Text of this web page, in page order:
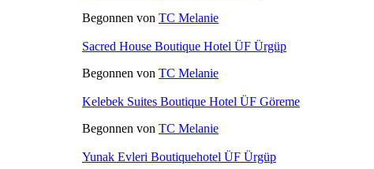
Begonnen von TC Melanie
Sacred House Boutique Hotel ÜF Ürgüp
Begonnen von TC Melanie
Kelebek Suites Boutique Hotel ÜF Göreme
Begonnen von TC Melanie
Yunak Evleri Boutiquehotel ÜF Ürgüp